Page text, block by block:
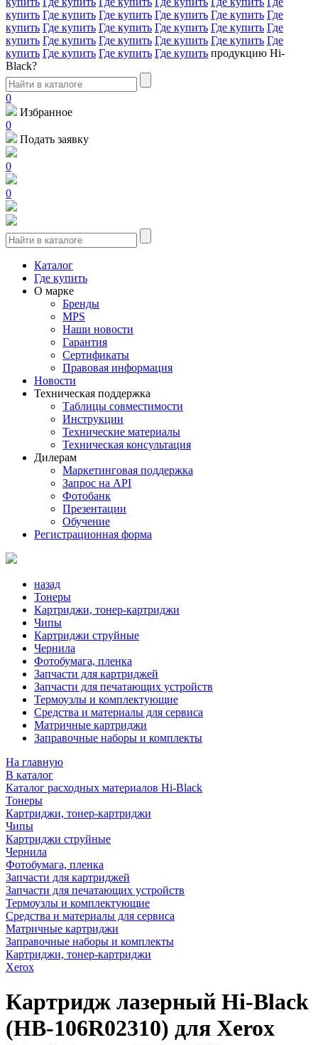
купить Где купить Где купить Где купить Где купить Где
купить Где купить Где купить Где купить Где купить Где
купить Где купить Где купить Где купить Где купить Где
купить Где купить Где купить Где купить продукцию Hi-
Black?
0
Избранное
0
Подать заявку
0
0
Каталог
Где купить
О марке
Бренды
MPS
Наши новости
Гарантия
Сертификаты
Правовая информация
Новости
Техническая поддержка
Таблицы совместимости
Инструкции
Технические материалы
Техническая консультация
Дилерам
Маркетинговая поддержка
Запрос на API
Фотобанк
Презентации
Обучение
Регистрационная форма
назад
Тонеры
Картриджи, тонер-картриджи
Чипы
Картриджи струйные
Чернила
Фотобумага, пленка
Запчасти для картриджей
Запчасти для печатающих устройств
Термоузлы и комплектующие
Средства и материалы для сервиса
Матричные картриджи
Заправочные наборы и комплекты
На главную
В каталог
Каталог расходных материалов Hi-Black
Тонеры
Картриджи, тонер-картриджи
Чипы
Картриджи струйные
Чернила
Фотобумага, пленка
Запчасти для картриджей
Запчасти для печатающих устройств
Термоузлы и комплектующие
Средства и материалы для сервиса
Матричные картриджи
Заправочные наборы и комплекты
Картриджи, тонер-картриджи
Xerox
Картридж лазерный Hi-Black
(HB-106R02310) для Xerox